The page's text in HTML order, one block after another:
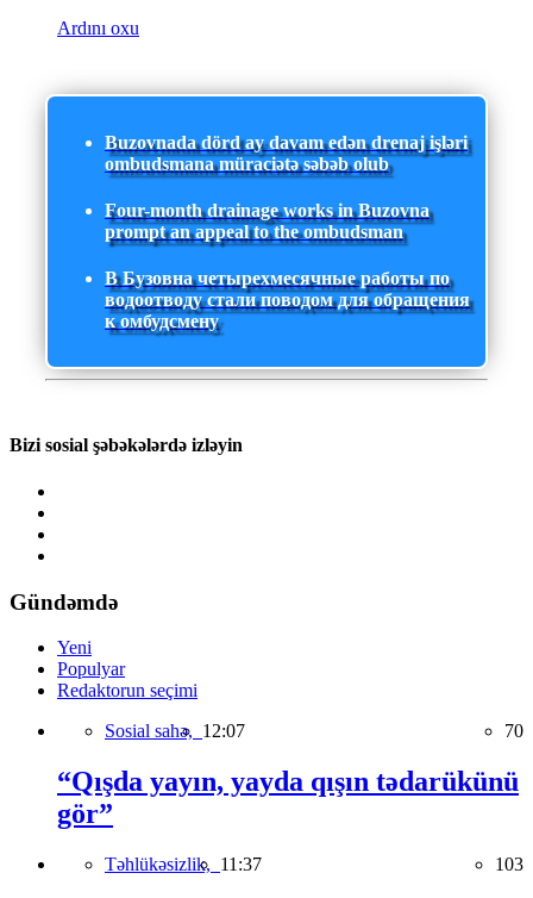
Ardını oxu
Buzovnada dörd ay davam edən drenaj işləri
ombudsmana müraciətə səbəb olub
Four-month drainage works in Buzovna
prompt an appeal to the ombudsman
В Бузовна четырехмесячные работы по
водоотводу стали поводом для обращения
к омбудсмену
Bizi sosial şəbəkələrdə izləyin
Gündəmdə
Yeni
Populyar
Redaktorun seçimi
Sosial sahə, 12:07 70
“Qışda yayın, yayda qışın tədarükünü
gör”
Təhlükəsizlik, 11:37 103